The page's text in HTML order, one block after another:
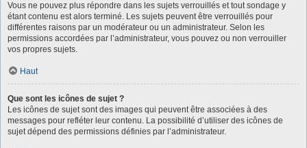
Vous ne pouvez plus répondre dans les sujets verrouillés et tout sondage y
étant contenu est alors terminé. Les sujets peuvent être verrouillés pour
différentes raisons par un modérateur ou un administrateur. Selon les
permissions accordées par l’administrateur, vous pouvez ou non verrouiller
vos propres sujets.
Haut
Que sont les icônes de sujet ?
Les icônes de sujet sont des images qui peuvent être associées à des
messages pour refléter leur contenu. La possibilité d’utiliser des icônes de
sujet dépend des permissions définies par l’administrateur.